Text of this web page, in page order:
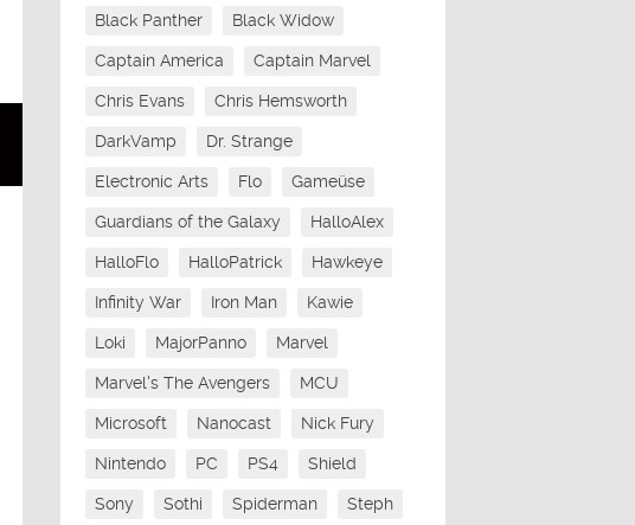
Black Panther Black Widow
Captain America Captain Marvel
Chris Evans Chris Hemsworth
DarkVamp Dr. Strange
Electronic Arts Flo Gameüse
Guardians of the Galaxy HalloAlex
HalloFlo HalloPatrick Hawkeye
Infinity War Iron Man Kawie
Loki MajorPanno Marvel
Marvel's The Avengers MCU
Microsoft Nanocast Nick Fury
Nintendo PC PS4 Shield
Sony Sothi Spiderman Steph